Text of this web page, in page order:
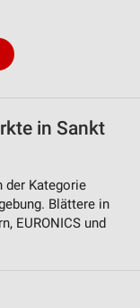
in Sankt
der Kategorie
Blättere in
EURONICS und